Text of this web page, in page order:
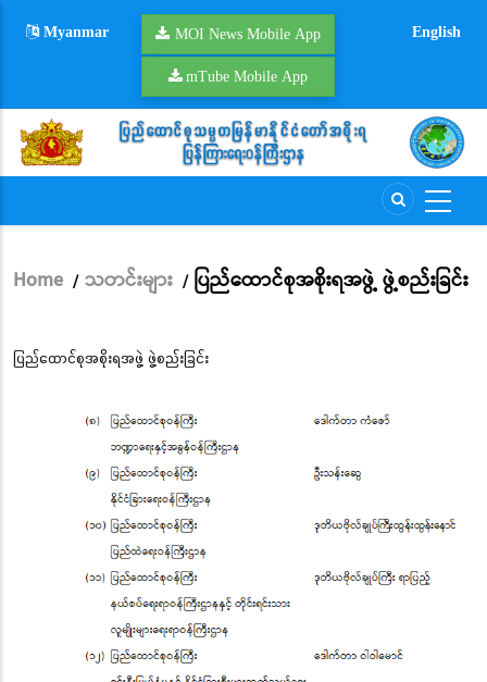
Myanmar MOI News Mobile App
mTube Mobile App
English
Breadcrumb
Home / သတင်းများ / ပြည်ထောင်စုအစိုးရအဖွဲ့ ဖွဲ့စည်းခြင်း
ပြည်ထောင်စုအစိုးရအဖွဲ့ ဖွဲ့စည်းခြင်း